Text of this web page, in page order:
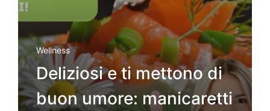
Wellness
Deliziosi e ti mettono di
buon umore: manicaretti